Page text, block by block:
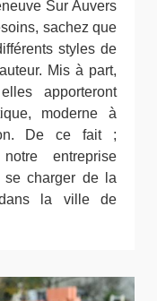
Sur Auvers
sachez que
styles de
Mis à part,
apporteront
moderne à
De ce fait ;
entreprise
se charger de la
la ville de